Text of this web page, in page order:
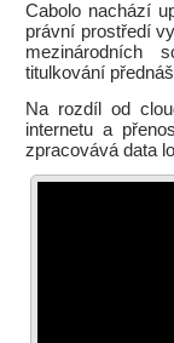
Cabolo nachází
právní prostředí
mezinárodních
titulkování
Na rozdíl od
internetu a
zpracovává data